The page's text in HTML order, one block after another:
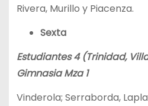
Rivera, Murillo y Piacenza.
Sexta
Estudiantes 4 (Trinidad,
Gimnasia Mza 1
Vinderola; Serraborda,